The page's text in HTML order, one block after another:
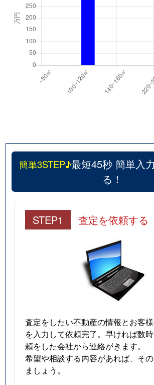
簡単3STEP♪最短45秒 簡単入
る！
STEP1 査定を依頼する
査定をしたい不動産の情報とお客
を入力して依頼完了。早ければ数
頼をした会社から連絡がきます。
希望や相談する内容があれば、そ
ましょう。